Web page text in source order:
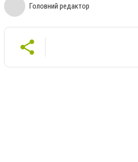
Головний редактор